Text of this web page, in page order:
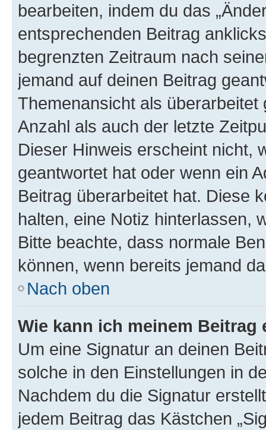
bearbeiten, indem du das
entsprechenden Beitrag
begrenzten Zeitraum nach
jemand auf deinen Beitrag
Themenansicht als
Anzahl als auch der letzte
Dieser Hinweis erscheint nicht,
geantwortet hat oder wenn ein
Beitrag überarbeitet hat. Diese
halten, eine Notiz hinterlassen,
Bitte beachte, dass normale
können, wenn bereits jemand
Nach oben
Wie kann ich meinem
Um eine Signatur an deinen
solche in den Einstellungen in
Nachdem du die Signatur
jedem Beitrag das Kästchen